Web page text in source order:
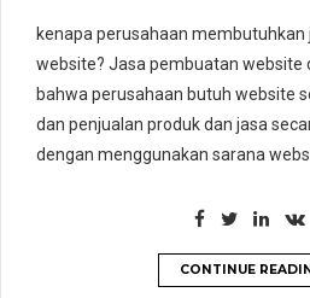
kenapa perusahaan membutuhkan
website? Jasa pembuatan website
bahwa perusahaan butuh website
dan penjualan produk dan jasa
dengan menggunakan sarana
CONTINUE